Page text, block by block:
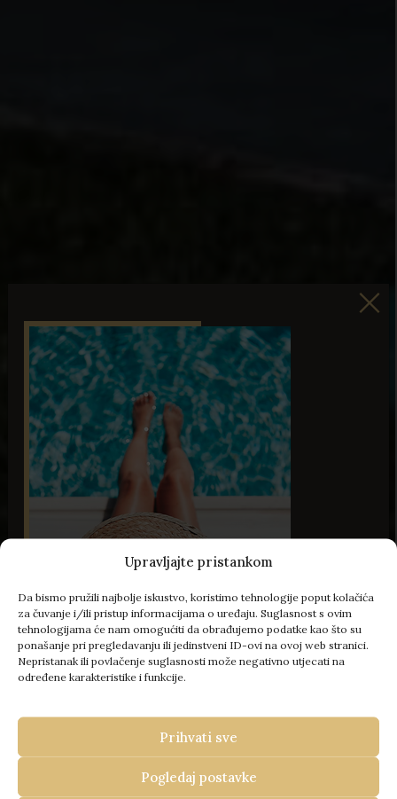
Upravljajte pristankom
Da bismo pružili najbolje iskustvo, koristimo tehnologije poput kolačića
za čuvanje i/ili pristup informacijama o uređaju. Suglasnost s ovim
tehnologijama će nam omogućiti da obrađujemo podatke kao što su
ponašanje pri pregledavanju ili jedinstveni ID-ovi na ovoj web stranici.
Nepristanak ili povlačenje suglasnosti može negativno utjecati na
određene karakteristike i funkcije.
Prihvati sve
Pogledaj postavke
52 Slika
Kuće za odmor u Istri
- 100 € popusta
REZERVIRAJTE KOD NAS